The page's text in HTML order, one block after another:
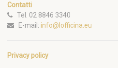
Contatti
Tel. 02 8846 3340
E-mail: info@lofficina.eu
Privacy policy